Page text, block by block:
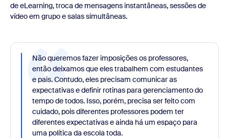
de eLearning, troca de mensagens instantâneas, sessões de
vídeo em grupo e salas simultâneas.
Não queremos fazer imposições os professores,
então deixamos que eles trabalhem com estudantes
e pais. Contudo, eles precisam comunicar as
expectativas e definir rotinas para gerenciamento do
tempo de todos. Isso, porém, precisa ser feito com
cuidado, pois diferentes professores podem ter
diferentes expectativas e ainda há um espaço para
uma política da escola toda.